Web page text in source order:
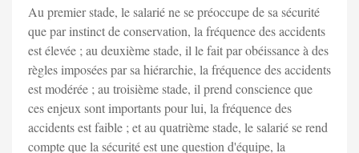
Au premier stade, le salarié ne se préoccupe de sa sécurité
que par instinct de conservation, la fréquence des accidents
est élevée ; au deuxième stade, il le fait par obéissance à des
règles imposées par sa hiérarchie, la fréquence des accidents
est modérée ; au troisième stade, il prend conscience que
ces enjeux sont importants pour lui, la fréquence des
accidents est faible ; et au quatrième stade, le salarié se rend
compte que la sécurité est une question d'équipe, la